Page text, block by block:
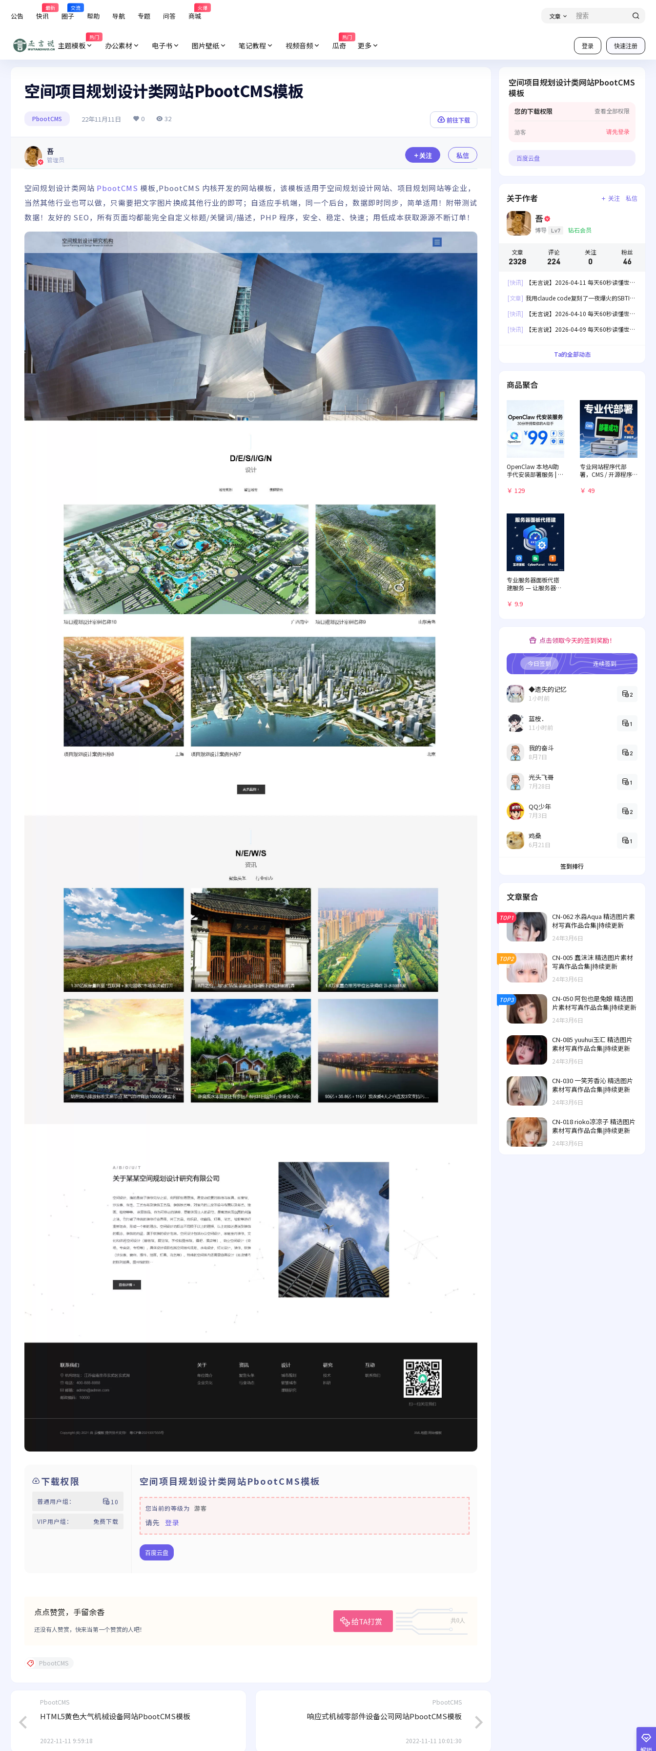
公告 快讯
最新
圈子
交流
帮助 导航 专题 问答 商城
火爆
文章
登录 快速注册
主题模板
热门
办公素材 电子书 图片壁纸 笔记教程 视频音频 瓜奇
热门
更多
空间项目规划设计类网站PbootCMS模板
PbootCMS 22年11月11日 0 32 前往下载
吾
管理员 关注 私信
空间规划设计类网站 PbootCMS 模板,PbootCMS 内核开发的网站模板，该模板适用于空间规划设计网站、项目规划网站等企业，
当然其他行业也可以做，只需要把文字图片换成其他行业的即可；自适应手机端，同一个后台，数据即时同步，简单适用！附带测试
数据！友好的 SEO，所有页面均都能完全自定义标题/关键词/描述，PHP 程序，安全、稳定、快速；用低成本获取源源不断订单！
下载权限
普通用户组： 10
VIP用户组： 免费下载
空间项目规划设计类网站PbootCMS模板
您当前的等级为 游客
请先 登录
百度云盘
点点赞赏，手留余香
给TA打赏 共0人
还没有人赞赏，快来当第一个赞赏的人吧！
PbootCMS
PbootCMS
HTML5黄色大气机械设备网站PbootCMS模板
2022-11-11 9:59:18
PbootCMS
响应式机械零部件设备公司网站PbootCMS模板
2022-11-11 10:01:30
空间项目规划设计类网站PbootCMS
模板
您的下载权限 查看全部权限
游客 请先登录
百度云盘
关于作者 关注 私信
吾
博导 Lv7 钻石会员
文章
2328
评论
224
关注
0
粉丝
46
[快讯]
【无言说】2026-04-11 每天60秒读懂世
[文章] 我用claude code复刻了一夜爆火的SBTI
[快讯]
【无言说】2026-04-10 每天60秒读懂世
[快讯]
【无言说】2026-04-09 每天60秒读懂世
Ta的全部动态
商品聚合
OpenClaw 本地AI助
手代安装部署服务 | 远
门教程
￥ 129
专业网站程序代部
署，CMS / 开源程序
￥ 49
专业服务器面板代搭
建服务 — 让服务器管
￥ 9.9
点击领取今天的签到奖励！
今日签到 连续签到
◆遗失的记忆
1小时前 2
蓝桉．
11小时前 1
我的奋斗
8月7日 2
光头飞哥
7月28日 1
QQ少年
7月3日 2
鸡桑
6月21日 1
签到排行
文章聚合
TOP1
CN-062 水淼Aqua 精选图片素
材写真作品合集|持续更新
24年3月6日
TOP2
CN-005 蠢沫沫 精选图片素材
写真作品合集|持续更新
24年3月6日
TOP3
CN-050 阿包也是兔娘 精选图
片素材写真作品合集|持续更新
24年3月6日
CN-085 yuuhui玉汇 精选图片
素材写真作品合集|持续更新
24年3月6日
CN-030 一笑芳香沁 精选图片
素材写真作品合集|持续更新
24年3月6日
CN-018 rioko凉凉子 精选图片
素材写真作品合集|持续更新
24年3月6日